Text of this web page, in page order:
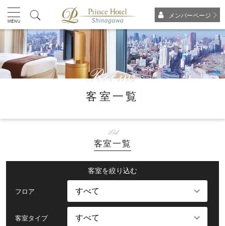
メンバーページ
客室一覧
List
客室一覧
客室を絞り込む
フロア
客室タイプ